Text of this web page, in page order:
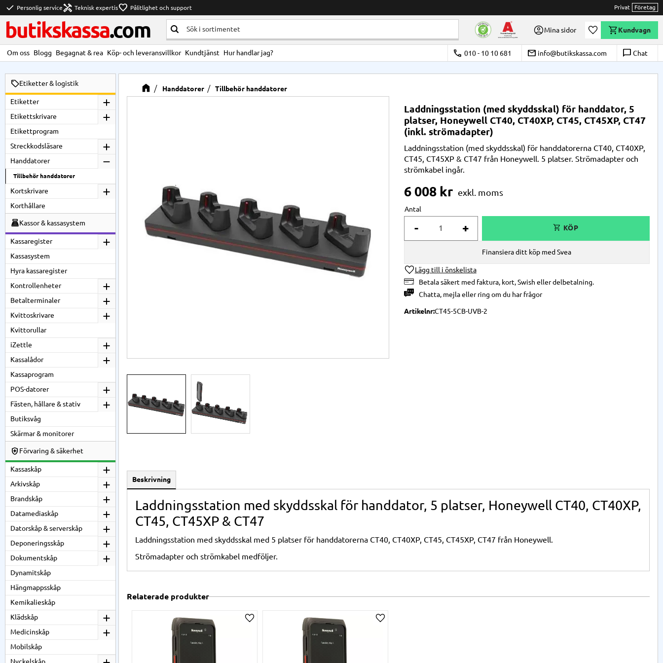
check Personlig servicehandyman Teknisk expertisfavorite Pålitlighet och support Privat Företag
butikskassa.com Mina sidor Önskelista
Kundvagn
Om oss Blogg Begagnat & rea Köp- och leveransvillkor Kundtjänst Hur handlar jag? call 010 - 10 10 681 email info@butikskassa.com chat_bubble_outline Chat
Handdatorer Tillbehör handdatorer
Laddningsstation (med skyddsskal) för handdator, 5
platser, Honeywell CT40, CT40XP, CT45, CT45XP, CT47
(inkl. strömadapter)
Laddningsstation (med skyddsskal) för handdatorerna CT40, CT40XP,
CT45, CT45XP & CT47 från Honeywell. 5 platser. Strömadapter och
strömkabel ingår.
6 008kr
Antal
+
-
Lägg till i önskelista
Betala säkert med faktura, kort, Swish eller delbetalning.
Chatta, mejlaellerring om du har frågor
Finansiera ditt köp med Svea
ArtikelnrCT45-5CB-UVB-2
Beskrivning
Laddningsstation med skyddsskal för handdator, 5 platser, Honeywell CT40, CT40XP,
CT45, CT45XP & CT47
Laddningsstation med skyddsskal med 5 platser för handdatorerna CT40, CT40XP, CT45, CT45XP, CT47 från Honeywell.
Strömadapter och strömkabel medföljer.
Relaterade produkter
Lägg till i önskelista Lägg till i önskelista
Etiketter & logistik
Etiketter
Etikettskrivare
Etikettprogram
Streckkodsläsare
Handdatorer
Tillbehör handdatorer
Kortskrivare
Korthållare
Kassor & kassasystem
Kassaregister
Kassasystem
Hyra kassaregister
Kontrollenheter
Betalterminaler
Kvittoskrivare
Kvittorullar
iZettle
Kassalådor
Kassaprogram
POS-datorer
Fästen, hållare & stativ
Butiksvåg
Skärmar & monitorer
Förvaring & säkerhet
Kassaskåp
Arkivskåp
Brandskåp
Datamediaskåp
Datorskåp & serverskåp
Deponeringsskåp
Dokumentskåp
Dynamitskåp
Hängmappsskåp
Kemikalieskåp
Klädskåp
Medicinskåp
Mobilskåp